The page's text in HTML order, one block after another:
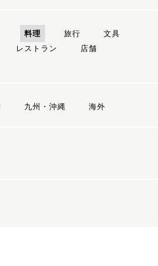
料理 旅行
文具
レストラン
店舗
九州・沖縄 海外